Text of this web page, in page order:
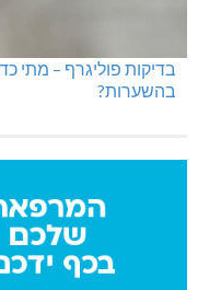
בדיקות פוליגרף – מתי
בהשערות?